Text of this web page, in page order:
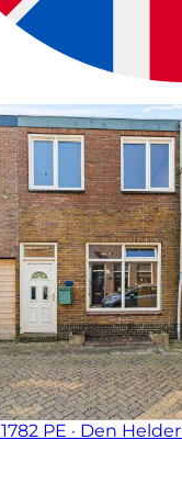
1782 PE · Den Helder